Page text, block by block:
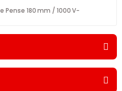
Pense 180 mm / 1000 V-